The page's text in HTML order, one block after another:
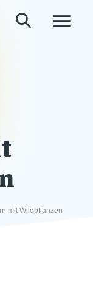
mit Wildpflanzen